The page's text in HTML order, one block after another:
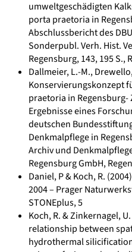
umweltgeschädigten
porta praetoria in
Abschlussbericht des
Sonderpubl. Verh. Hist.
Regensburg, 143, 195 S.,
Dallmeier, L.-M.,
Konservierungskonzept
praetoria in
Ergebnisse eines
deutschen
Denkmalpflege in
Archiv und
Regensburg GmbH,
Daniel, P & Koch, R.
2004 – Prager
STONEplus, 5
Koch, R. & Zinkernagel,
relationship between
hydrothermal